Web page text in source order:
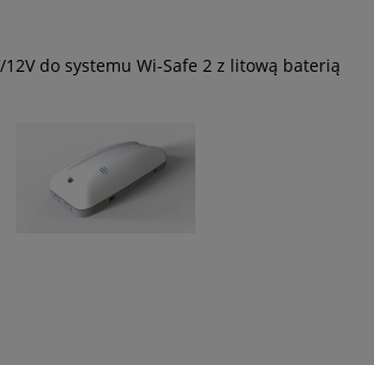
12V do systemu Wi-Safe 2 z litową baterią